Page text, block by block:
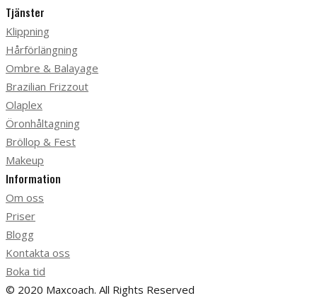
Tjänster
Klippning
Hårförlängning
Ombre & Balayage
Brazilian Frizzout
Olaplex
Öronhåltagning
Bröllop & Fest
Makeup
Information
Om oss
Priser
Blogg
Kontakta oss
Boka tid
© 2020 Maxcoach. All Rights Reserved